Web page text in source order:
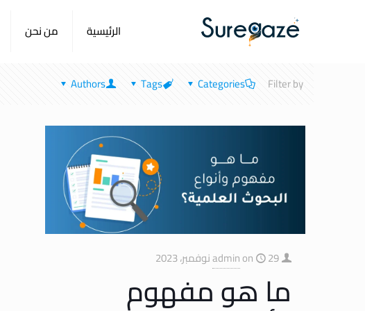
الرئيسية من نحن
Filter by
Categories
Tags
Authors
adminon 29 نوفمبر، 2023
ما هو مفهوم